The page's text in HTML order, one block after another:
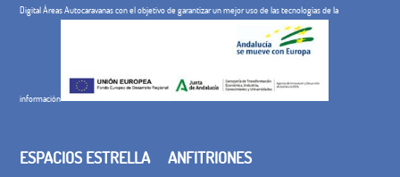
Digital Áreas Autocaravanas con el objetivo de garantizar un mejor uso de las tecnologías de la
información
ESPACIOS ESTRELLA ANFITRIONES